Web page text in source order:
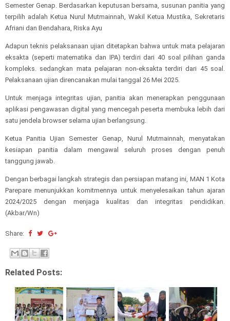
Semester Genap. Berdasarkan keputusan bersama, susunan panitia yang
terpilih adalah Ketua Nurul Mutmainnah, Wakil Ketua Mustika, Sekretaris
Afriani dan Bendahara, Riska Ayu
Adapun teknis pelaksanaan ujian ditetapkan bahwa untuk mata pelajaran
eksakta (seperti matematika dan IPA) terdiri dari 40 soal pilihan ganda
kompleks. sedangkan mata pelajaran non-eksakta terdiri dari 45 soal.
Pelaksanaan ujian direncanakan mulai tanggal 26 Mei 2025.
Untuk menjaga integritas ujian, panitia akan menerapkan penggunaan
aplikasi pengawasan digital yang mencegah peserta membuka lebih dari
satu jendela browser selama ujian berlangsung.
Ketua Panitia Ujian Semester Genap, Nurul Mutmainnah, menyatakan
kesiapan panitia dalam mengawal seluruh proses dengan penuh
tanggung jawab.
Dengan berbagai langkah strategis dan persiapan matang ini, MAN 1 Kota
Parepare menunjukkan komitmennya untuk menyelesaikan tahun ajaran
2024/2025 dengan menjaga kualitas dan integritas pendidikan.
(Akbar/Wn)
Share:
Related Posts: